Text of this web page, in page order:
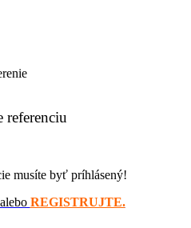
referenciu
musíte byť príhlásený!
alebo REGISTRUJTE.